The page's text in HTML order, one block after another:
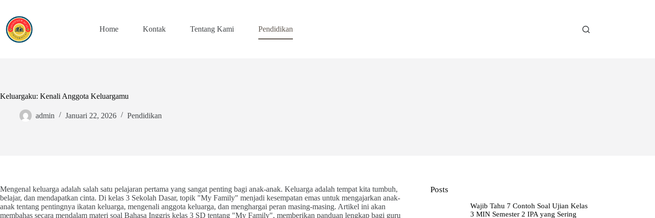
content
Home
Kontak Tentang Kami Pendidikan
Keluargaku: Kenali Anggota Keluargamu
admin Januari 22, 2026 Pendidikan
Mengenal keluarga adalah salah satu pelajaran pertama yang sangat penting bagi anak-anak. Keluarga adalah tempat kita tumbuh,
belajar, dan mendapatkan cinta. Di kelas 3 Sekolah Dasar, topik "My Family" menjadi kesempatan emas untuk mengajarkan anak-
anak tentang pentingnya ikatan keluarga, mengenali anggota keluarga, dan menghargai peran masing-masing. Artikel ini akan
membahas secara mendalam materi soal Bahasa Inggris kelas 3 SD tentang "My Family", memberikan panduan lengkap bagi guru
Posts
Wajib Tahu 7 Contoh Soal Ujian Kelas
3 MIN Semester 2 IPA yang Sering